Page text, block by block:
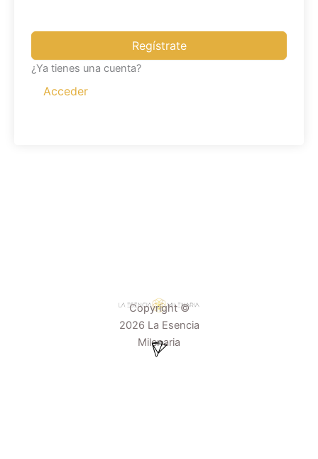
Regístrate
¿Ya tienes una cuenta?
Acceder
Copyright ©
2026 La Esencia
Milenaria
Menú